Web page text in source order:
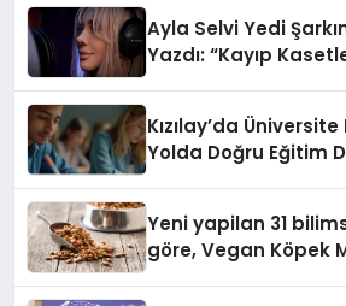
Ayla Selvi Yedi
Yazdı: “Kayıp
Kızılay’da
Yolda Doğru Eğitim
Yeni yapilan 31
göre, Vegan Köpek